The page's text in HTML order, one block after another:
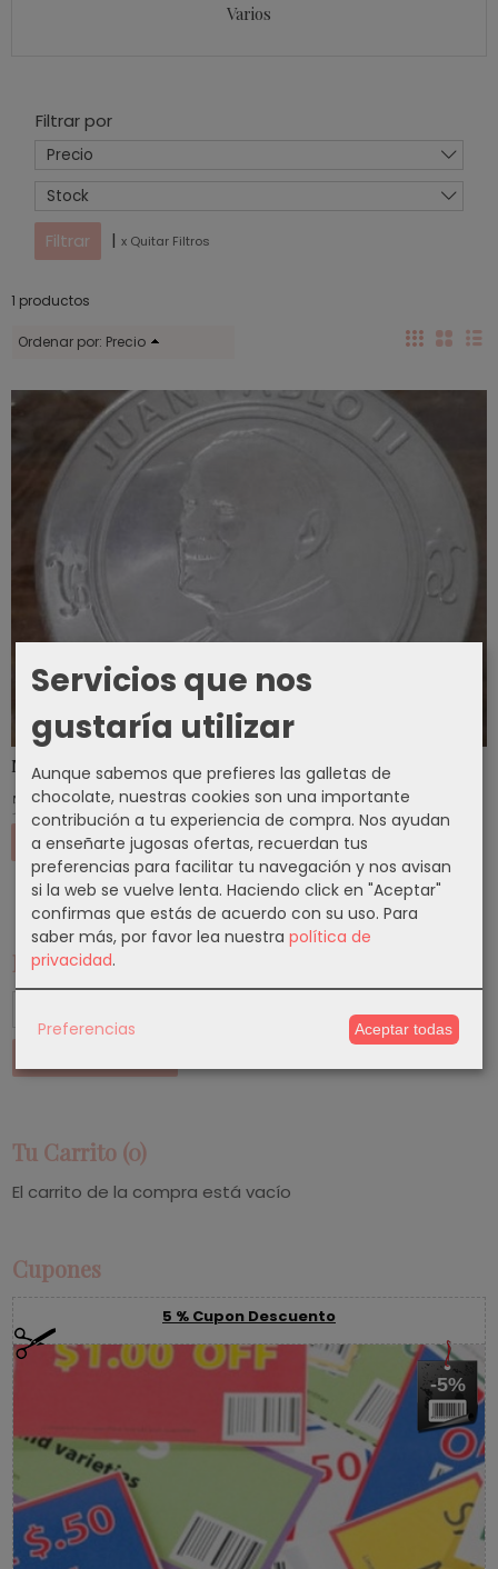
Marcas
Tu Carrito (0)
El carrito de la compra está vacío
Cupones
5 % Cupon Descuento
-5%
Varios
Filtrar por
Precio
Stock
| x Quitar Filtros
1 productos
Ordenar por: Precio
MEDALLAS JUAN PABLO II - BENEDICTO...
5,35 €
Añadir a Carrito
Servicios que nos
gustaría utilizar
Aunque sabemos que prefieres las galletas de
chocolate, nuestras cookies son una importante
contribución a tu experiencia de compra. Nos ayudan
a enseñarte jugosas ofertas, recuerdan tus
preferencias para facilitar tu navegación y nos avisan
si la web se vuelve lenta. Haciendo click en "Aceptar"
confirmas que estás de acuerdo con su uso. Para
saber más, por favor lea nuestra política de
privacidad.
Preferencias Aceptar todas